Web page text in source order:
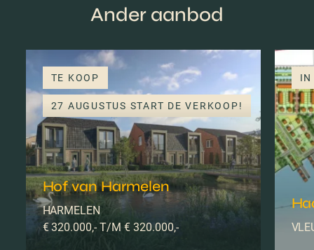
Ander aanbod
TE KOOP
27 AUGUSTUS START DE VERKOOP!
Hof van Harmelen
HARMELEN
€ 320.000,- T/M € 320.000,-
IN